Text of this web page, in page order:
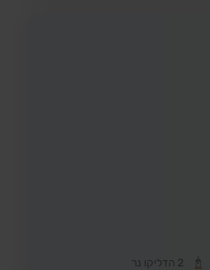
2 הדליקו נר